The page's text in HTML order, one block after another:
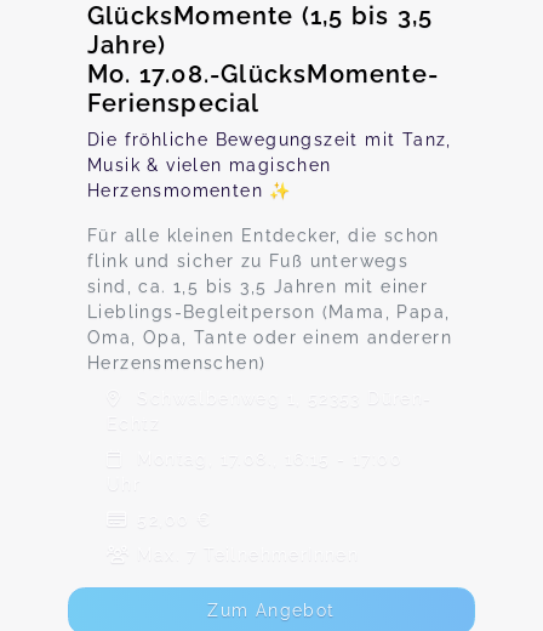
GlücksMomente (1,5 bis 3,5
Jahre)
Mo. 17.08.-GlücksMomente-
Ferienspecial
Die fröhliche Bewegungszeit mit Tanz,
Musik & vielen magischen
Herzensmomenten ✨
Für alle kleinen Entdecker, die schon
flink und sicher zu Fuß unterwegs
sind, ca. 1,5 bis 3,5 Jahren mit einer
Lieblings-Begleitperson (Mama, Papa,
Oma, Opa, Tante oder einem anderern
Herzensmenschen)
Schwalbenweg 1, 52353 Düren-
Echtz
Montag, 17.08., 16:15 - 17:00
52,00 €
Max. 7 TeilnehmerInnen
Zum Angebot